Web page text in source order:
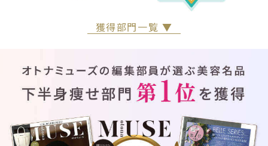
獲得部門一覧 ▼